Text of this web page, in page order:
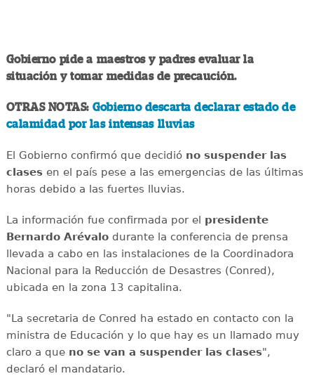
Gobierno pide a maestros y padres evaluar la
situación y tomar medidas de precaución.
OTRAS NOTAS: Gobierno descarta declarar estado de
calamidad por las intensas lluvias
El Gobierno confirmó que decidió no suspender las
clasesen el país pese a las emergencias de las últimas
horas debido a las fuertes lluvias.
La información fue confirmada por el presidente
Bernardo Arévalodurante la conferencia de prensa
llevada a cabo en las instalaciones de la Coordinadora
Nacional para la Reducción de Desastres (Conred),
ubicada en la zona 13 capitalina.
"La secretaria de Conred ha estado en contacto con la
ministra de Educación y lo que hay es un llamado muy
claro a que no se van a suspender las clases",
declaró el mandatario.